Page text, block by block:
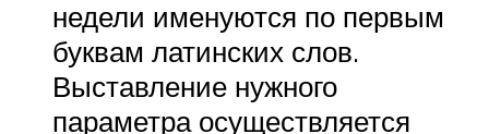
недели именуются по первым
буквам латинских слов.
Выставление нужного
параметра осуществляется